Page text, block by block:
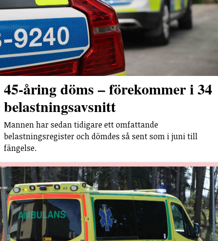
45-åring döms – förekommer i 34
belastningsavsnitt
Mannen har sedan tidigare ett omfattande
belastningsregister och dömdes så sent som i juni till
fängelse.